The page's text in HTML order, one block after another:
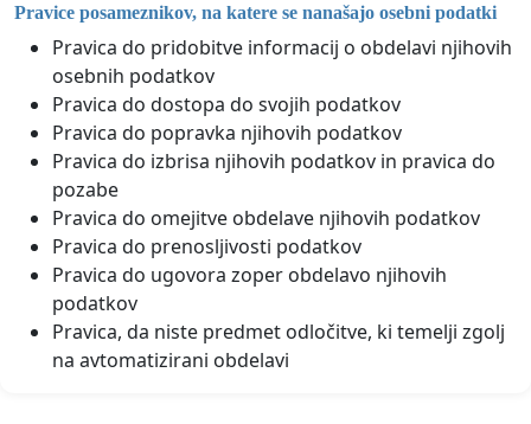
Pravice posameznikov, na katere se nanašajo osebni podatki
Pravica do pridobitve informacij o obdelavi njihovih
osebnih podatkov
Pravica do dostopa do svojih podatkov
Pravica do popravka njihovih podatkov
Pravica do izbrisa njihovih podatkov in pravica do
pozabe
Pravica do omejitve obdelave njihovih podatkov
Pravica do prenosljivosti podatkov
Pravica do ugovora zoper obdelavo njihovih
podatkov
Pravica, da niste predmet odločitve, ki temelji zgolj
na avtomatizirani obdelavi